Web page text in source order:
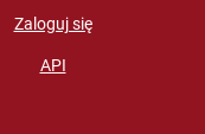
Zaloguj się
API